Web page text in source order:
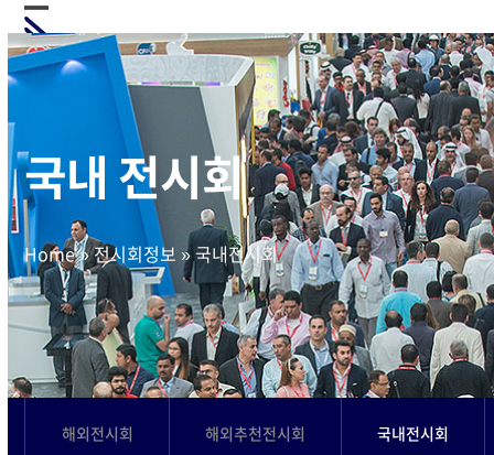
Skip
to
content
Open
mobile
Close
mobile
국내 전시회
Home»전시회정보 »국내전시회
해외전시회 해외추천전시회 국내전시회